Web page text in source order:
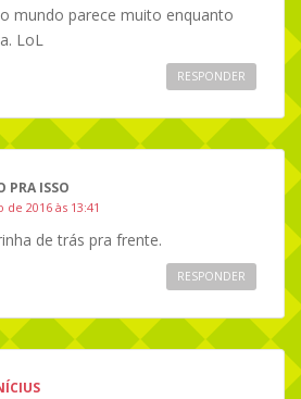
mundo parece muito enquanto
LoL
RESPONDER
PRA ISSO
2016 às 13:41
de trás pra frente.
RESPONDER